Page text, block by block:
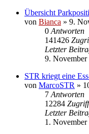
Übersicht
von Bianca » 9.
0 Antworten
141426
Letzter
9.
STR kriegt eine
von MarcoSTR »
7 Antworten
12284
Letzter
1.